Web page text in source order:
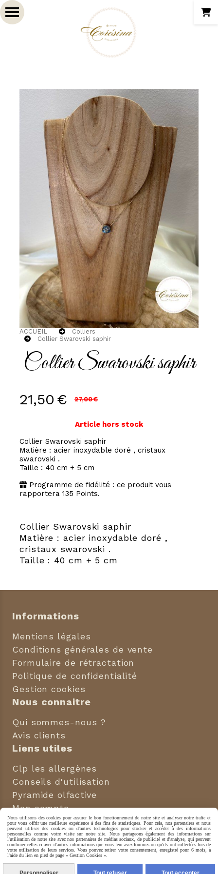
- 20 %
ACCUEIL
Colliers
Collier Swarovski saphir
Collier Swarovski saphir
21,50 € 27,00€
Article hors stock
Collier Swarovski saphir
Matière : acier inoxydable doré , cristaux
swarovski .
Taille : 40 cm + 5 cm
Programme de fidélité : ce produit vous
rapportera 135 Points.
Collier Swarovski saphir
Matière : acier inoxydable doré ,
cristaux swarovski .
Taille : 40 cm + 5 cm
Informations
Mentions légales
Conditions générales de vente
Formulaire de rétractation
Politique de confidentialité
Gestion cookies
Nous connaitre
Qui sommes-nous ?
Avis clients
Liens utiles
Clp les allergènes
Conseils d'utilisation
Pyramide olfactive
Mon compte
Nous suivre
 
CRÉER UN SITE INTERNET
Panneau de gestion des cookies
Nous utilisons des cookies pour assurer le bon fonctionnement de notre site et analyser notre trafic et
pour vous offrir une meilleure expérience à des fins de statistiques. Pour cela, nos partenaires et nous
peuvent utiliser des cookies ou d'autres technologies pour stocker et accéder à des informations
personnelles comme votre visite sur notre site. Nous partageons également des informations sur
l'utilisation de notre site avec nos partenaires de médias sociaux, de publicité et d'analyse, qui peuvent
combiner celles-ci avec d'autres informations que vous leur avez fournies ou qu'ils ont collectées lors de
votre utilisation de leurs services. Vous pouvez retirer votre consentement, enregistré pour 6 mois, à
l'aide du lien en pied de page « Gestion Cookies ».